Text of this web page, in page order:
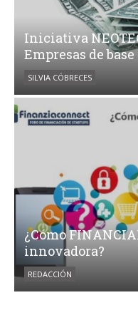
Iniciativa
Empresas de
SILVIA CÓBRECES
¿Cómo
innovadora?
REDACCIÓN